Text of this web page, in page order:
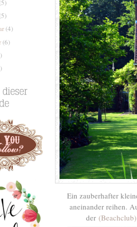
(4)
(6)
Ein zauberhafter
aneinander reihen.
der (Beachclub)